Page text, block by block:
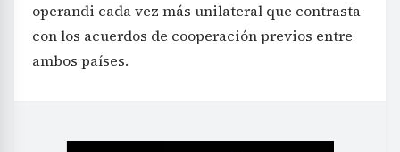
operandi cada vez más unilateral que contrasta
con los acuerdos de cooperación previos entre
ambos países.